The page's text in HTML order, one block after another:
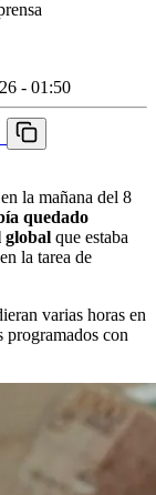
- 01:50
la mañana del 8
quedado
global que estaba
la tarea de
varias horas en
programados con